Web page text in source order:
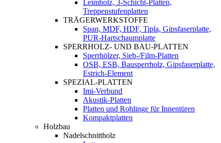
Leimholz, 3-Schicht-Platten,
Treppenstufenplatten
TRÄGERWERKSTOFFE
Span, MDF, HDF, Tipla, Gipsfaserplatte,
PUR-Hartschaumplatte
SPERRHOLZ- UND BAU-PLATTEN
Sperrhölzer, Sieb-/Film-Platten
OSB, ESB, Bausperrholz, Gipsfaserplatte,
Estrich-Element
SPEZIAL-PLATTEN
Imi-Verbund
Akustik-Platten
Platten und Rohlinge für Innentüren
Kompaktplatten
Holzbau
Nadelschnittholz